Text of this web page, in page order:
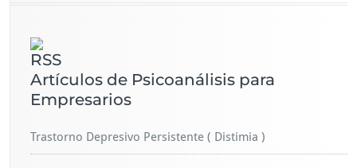
Artículos de Psicoanálisis para
Empresarios
Trastorno Depresivo Persistente ( Distimia )